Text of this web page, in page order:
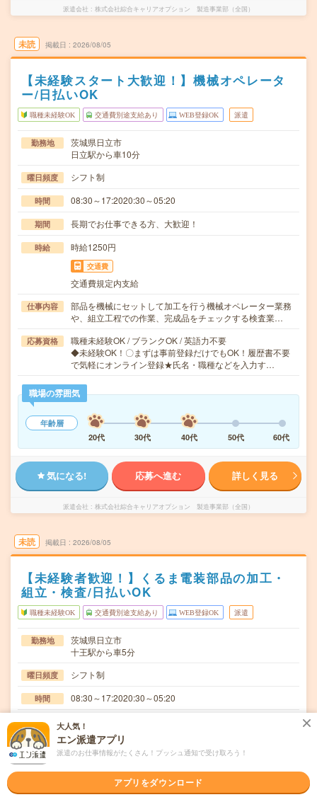
派遣会社 株式会社綜合キャリアオプション 製造事業部（全国）
未読 掲載日 2026/08/05
【未経験スタート大歓迎！】機械オペレータ
ー/日払いOK
職種未経験OK 交通費別途支給あり WEB登録OK 派遣
勤務地
茨城県日立市
日立駅から車10分
曜日頻度 シフト制
時間 08:30～17:2020:30～05:20
期間 長期でお仕事できる方、大歓迎！
時給 時給1250円
交通費
交通費規定内支給
仕事内容
部品を機械にセットして加工を行う機械オペレーター業務
や、組立工程での作業、完成品をチェックする検査業…
応募資格
職種未経験OK / ブランクOK / 英語力不要
◆未経験OK！〇まずは事前登録だけでもOK！履歴書不要
で気軽にオンライン登録★氏名・職種などを入力す…
職場の雰囲気
年齢層
20代
30代 40代 50代 60代
気になる! 応募へ進む 詳しく見る
派遣会社 株式会社綜合キャリアオプション 製造事業部（全国）
未読 掲載日 2026/08/05
【未経験者歓迎！】くるま電装部品の加工・
組立・検査/日払いOK
職種未経験OK 交通費別途支給あり WEB登録OK 派遣
勤務地
茨城県日立市
十王駅から車5分
曜日頻度 シフト制
時間 08:30～17:2020:30～05:20
期間 長期でお仕事できる方、大歓迎！
時給 時給1250円
交通費規定内支給
大人気！
エン派遣アプリ
派遣のお仕事情報がたくさん！プッシュ通知で受け取ろう！
アプリをダウンロード